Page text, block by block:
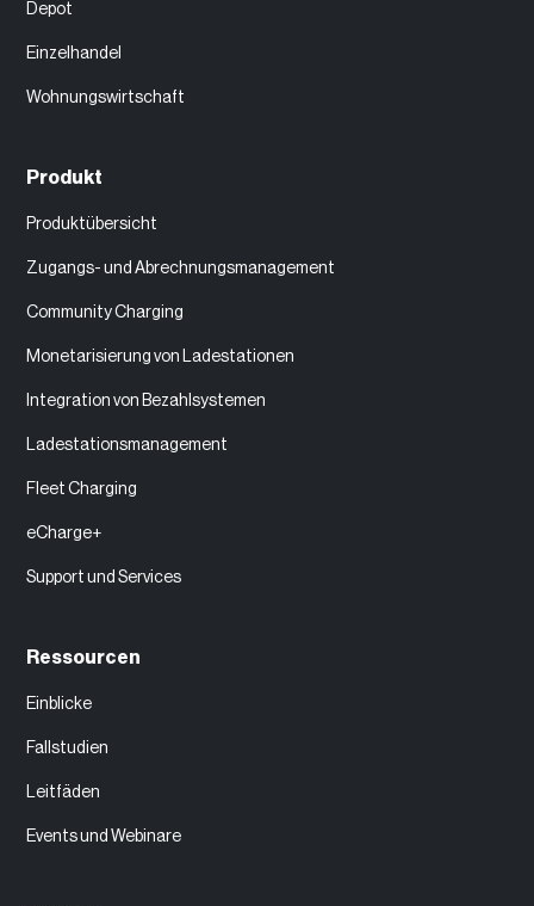
Depot
Einzelhandel
Wohnungswirtschaft
Produkt
Produktübersicht
Zugangs- und Abrechnungsmanagement
Community Charging
Monetarisierung von Ladestationen
Integration von Bezahlsystemen
Ladestationsmanagement
Fleet Charging
eCharge+
Support und Services
Ressourcen
Einblicke
Fallstudien
Leitfäden
Events und Webinare